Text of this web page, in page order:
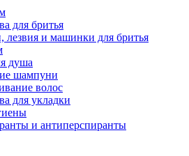
для бритья
лезвия и машинки для бритья
душа
шампуни
волос
для укладки
и антиперспиранты